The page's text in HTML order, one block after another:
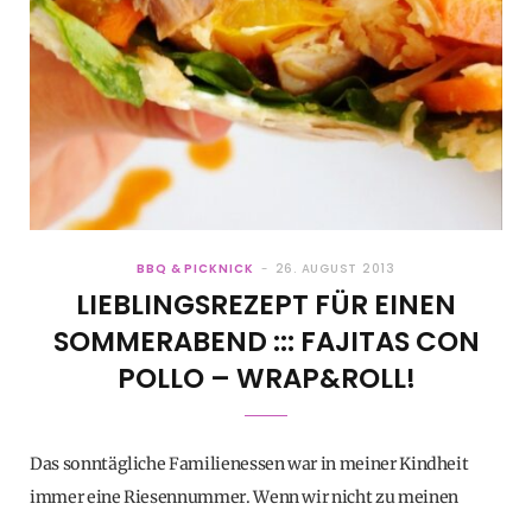
BBQ & PICKNICK 26. AUGUST 2013
LIEBLINGSREZEPT FÜR EINEN
SOMMERABEND ::: FAJITAS CON
POLLO – WRAP&ROLL!
Das sonntägliche Familienessen war in meiner Kindheit
immer eine Riesennummer. Wenn wir nicht zu meinen